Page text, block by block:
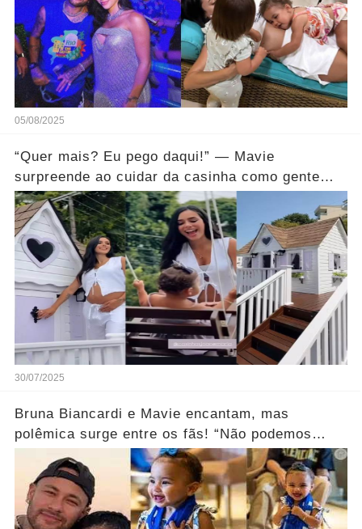
05/08/2025
“Quer mais? Eu pego daqui!” — Mavie
surpreende ao cuidar da casinha como gente
grande… Ver mais
30/07/2025
Bruna Biancardi e Mavie encantam, mas
polêmica surge entre os fãs! “Não podemos
escolher...” Ver mais